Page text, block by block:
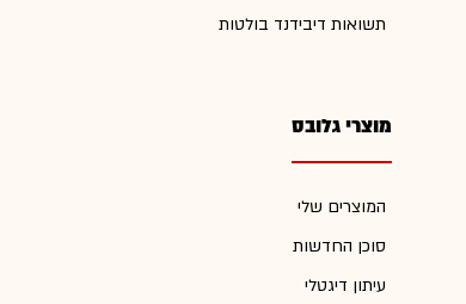
תשואות דיבידנד בולטות
מוצרי גלובס
המוצרים שלי
סוכן החדשות
עיתון דיגטלי